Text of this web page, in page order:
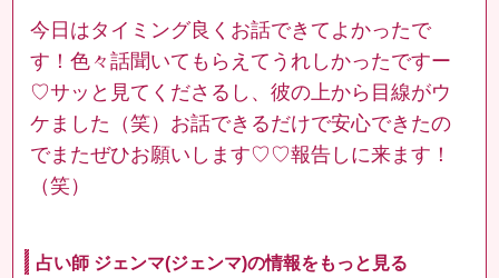
今日はタイミング良くお話できてよかったで
す！色々話聞いてもらえてうれしかったですー
♡サッと見てくださるし、彼の上から目線がウ
ケました‪（笑）‬お話できるだけで安心できたの
でまたぜひお願いします♡♡報告しに来ます！‪
（笑）‬
占い師 ジェンマ(ジェンマ)の情報をもっと見る